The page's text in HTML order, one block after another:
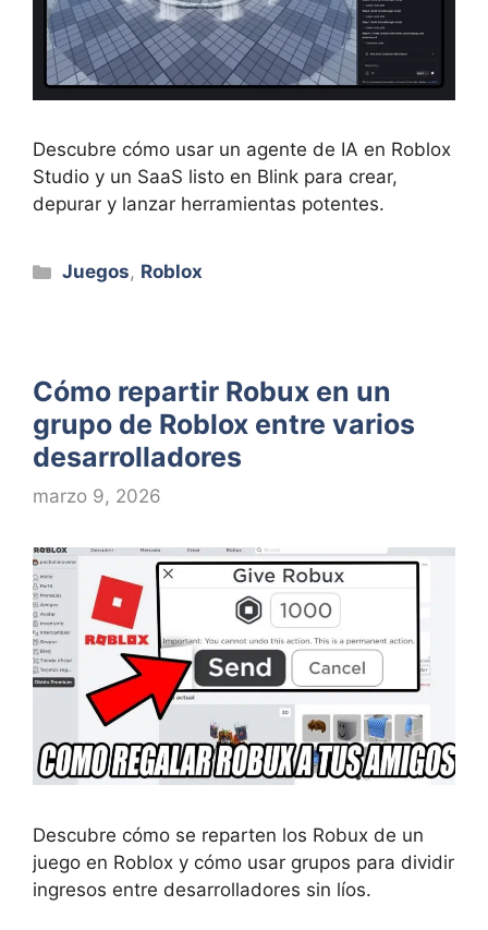
Descubre cómo usar un agente de IA en Roblox
Studio y un SaaS listo en Blink para crear,
depurar y lanzar herramientas potentes.
Categorías
Juegos, Roblox
Cómo repartir Robux en un
grupo de Roblox entre varios
desarrolladores
marzo 9, 2026
Descubre cómo se reparten los Robux de un
juego en Roblox y cómo usar grupos para dividir
ingresos entre desarrolladores sin líos.